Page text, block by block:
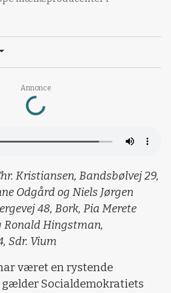
Annonce
Loading...
Kristiansen, Bandsbølvej 29,
Odgård og Niels Jørgen
48, Bork, Pia Merete
Hingstman,
Sdr. Vium
været en rystende
Socialdemokratiets